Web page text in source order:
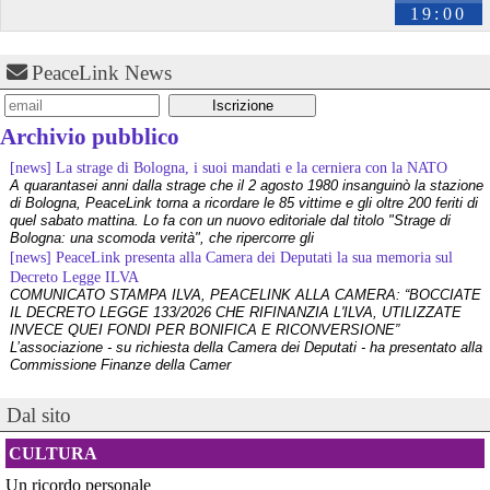
@Rasta - 1/8/2026 18:56
Still no one in jail, and everyone in power is guilty of that.
#USPoli #PedoPoli
Those who support it, are mostly on it #EpsteinList
Wonder why they won't do anything?
#PedophileCountry #USAID
youtube.com/watch?v=hmhlk4Nkc-Q
19:00
PeaceLink News
Archivio pubblico
[news] La strage di Bologna, i suoi mandati e la cerniera con la NATO
A quarantasei anni dalla strage che il 2 agosto 1980 insanguinò la stazione
di Bologna, PeaceLink torna a ricordare le 85 vittime e gli oltre 200 feriti di
quel sabato mattina. Lo fa con un nuovo editoriale dal titolo "Strage di
Bologna: una scomoda verità", che ripercorre gli
[news] PeaceLink presenta alla Camera dei Deputati la sua memoria sul
Decreto Legge ILVA
COMUNICATO STAMPA ILVA, PEACELINK ALLA CAMERA: “BOCCIATE
IL DECRETO LEGGE 133/2026 CHE RIFINANZIA L'ILVA, UTILIZZATE
INVECE QUEI FONDI PER BONIFICA E RICONVERSIONE”
L’associazione - su richiesta della Camera dei Deputati - ha presentato alla
Commissione Finanze della Camer
I recenti e gravi fatti di Bologna e Chiomonte impongono una riflessione
profonda che superi le strumentalizzazioni politiche. Nel suo ultimo
intervento - che abbiamo rilanciato come editoriale su PeaceLink - don
Dal sito
CULTURA
Un ricordo personale